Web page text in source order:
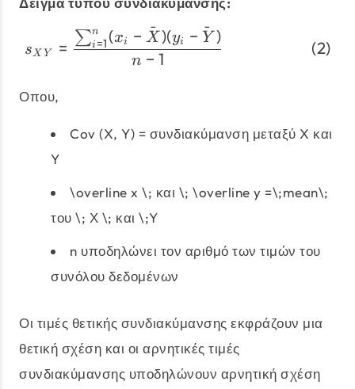
\begin{align} s_{XY}
sX Y =
n − 1
∑i=1
n (xi − X
ˉ )(yi − Y
ˉ )
Οπου,
Cov (X, Y) = συνδιακύμανση μεταξύ X και
Y
\overline x \; και \; \overline y =\;mean\;
του \; Χ \; και \;Y
n υποδηλώνει τον αριθμό των τιμών του
συνόλου δεδομένων
Οι τιμές θετικής συνδιακύμανσης εκφράζουν μια
θετική σχέση και οι αρνητικές τιμές
συνδιακύμανσης υποδηλώνουν αρνητική σχέση